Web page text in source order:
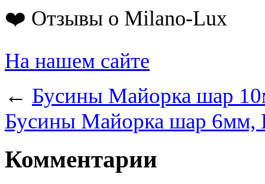
❤️ Отзывы о Milano-Lux
На нашем сайте
← Бусины Майорка шар
Бусины Майорка шар 6мм,
Комментарии